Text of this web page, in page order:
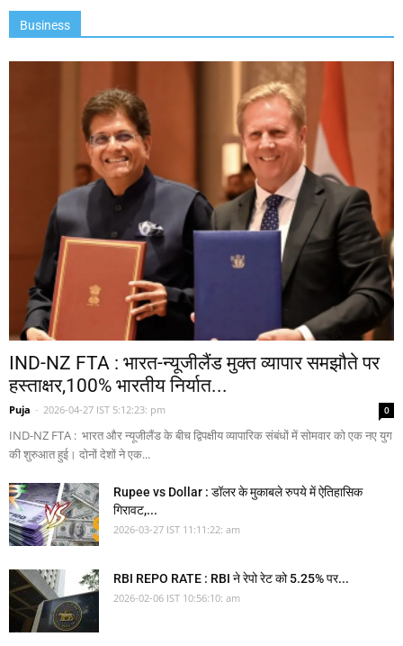
Business
IND-NZ FTA : भारत-न्यूजीलैंड मुक्त व्यापार समझौते पर
हस्ताक्षर,100% भारतीय निर्यात...
Puja - 2026-04-27 IST 5:12:23: pm 0
IND-NZ FTA : भारत और न्यूजीलैंड के बीच द्विपक्षीय व्यापारिक संबंधों में सोमवार को एक नए युग
की शुरुआत हुई। दोनों देशों ने एक...
Rupee vs Dollar : डॉलर के मुकाबले रुपये में ऐतिहासिक
गिरावट,...
2026-03-27 IST 11:11:22: am
RBI REPO RATE : RBI ने रेपो रेट को 5.25% पर...
2026-02-06 IST 10:56:10: am